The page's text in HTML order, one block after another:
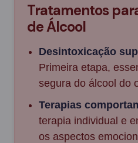
Tratamentos
de Álcool
Desintoxicação
Primeira etapa,
segura do álcool do
Terapias
terapia individual e
os aspectos